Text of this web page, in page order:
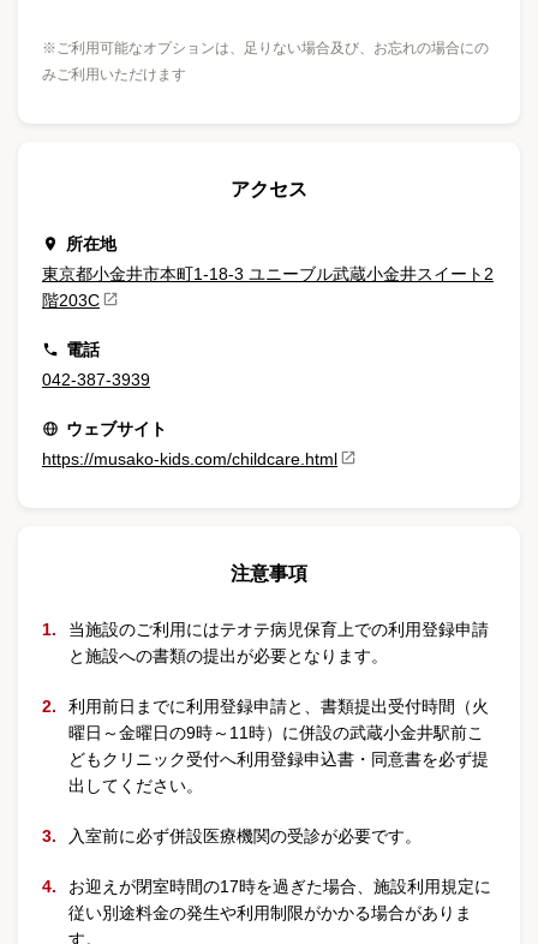
※ご利用可能なオプションは、足りない場合及び、お忘れの場合にの
みご利用いただけます
アクセス
所在地
東京都小金井市本町1-18-3 ユニーブル武蔵小金井スイート2
階203C
電話
042-387-3939
ウェブサイト
https://musako-kids.com/childcare.html
注意事項
当施設のご利用にはテオテ病児保育上での利用登録申請
と施設への書類の提出が必要となります。
利用前日までに利用登録申請と、書類提出受付時間（火
曜日～金曜日の9時～11時）に併設の武蔵小金井駅前こ
どもクリニック受付へ利用登録申込書・同意書を必ず提
出してください。
入室前に必ず併設医療機関の受診が必要です。
お迎えが閉室時間の17時を過ぎた場合、施設利用規定に
従い別途料金の発生や利用制限がかかる場合がありま
す。